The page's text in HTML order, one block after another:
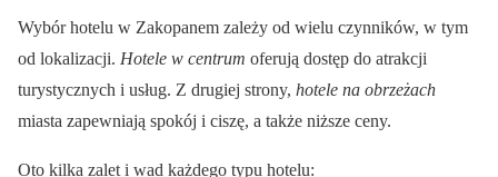
Wybór hotelu w Zakopanem zależy od wielu czynników, w tym
od lokalizacji. Hotele w centrum oferują dostęp do atrakcji
turystycznych i usług. Z drugiej strony, hotele na obrzeżach
miasta zapewniają spokój i ciszę, a także niższe ceny.
Oto kilka zalet i wad każdego typu hotelu: